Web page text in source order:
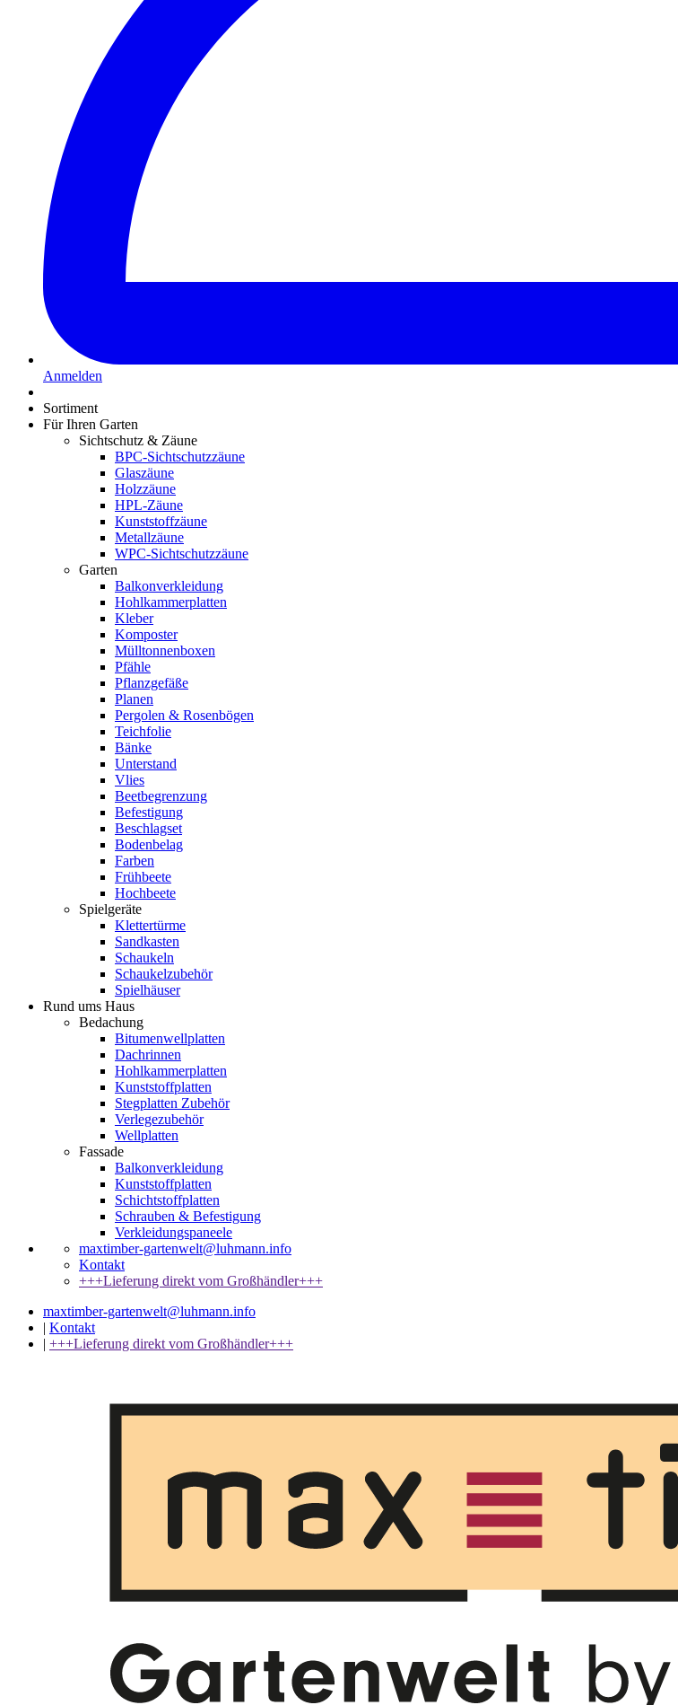
Anmelden
Sortiment
Für Ihren Garten
Sichtschutz & Zäune
BPC-Sichtschutzzäune
Glaszäune
Holzzäune
HPL-Zäune
Kunststoffzäune
Metallzäune
WPC-Sichtschutzzäune
Garten
Balkonverkleidung
Hohlkammerplatten
Kleber
Komposter
Mülltonnenboxen
Pfähle
Pflanzgefäße
Planen
Pergolen & Rosenbögen
Teichfolie
Bänke
Unterstand
Vlies
Beetbegrenzung
Befestigung
Beschlagset
Bodenbelag
Farben
Frühbeete
Hochbeete
Spielgeräte
Klettertürme
Sandkasten
Schaukeln
Schaukelzubehör
Spielhäuser
Rund ums Haus
Bedachung
Bitumenwellplatten
Dachrinnen
Hohlkammerplatten
Kunststoffplatten
Stegplatten Zubehör
Verlegezubehör
Wellplatten
Fassade
Balkonverkleidung
Kunststoffplatten
Schichtstoffplatten
Schrauben & Befestigung
Verkleidungspaneele
maxtimber-gartenwelt@luhmann.info
Kontakt
+++Lieferung direkt vom Großhändler+++
maxtimber-gartenwelt@luhmann.info
| Kontakt
| +++Lieferung direkt vom Großhändler+++